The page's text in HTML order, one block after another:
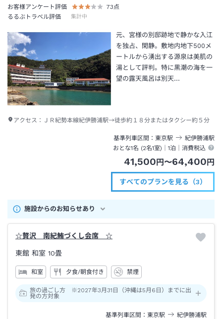
お客様アンケート評価 73点
るるぶトラベル評価
集計中
元、宮様の別邸跡地で静かな入江
を独占、閑静。敷地内地下500メ
ートルから湧出する源泉は美肌の
湯として評判。特に黒潮の海を一
望の露天風呂は別天…
アクセス： ＪＲ紀勢本線紀伊勝浦駅→徒歩約１８分またはタクシー約５分
基準列車区間 東京駅 紀伊勝浦駅
おとな1名 (2名1室)｜1泊 ｜消費税込
41,500円〜64,400円
すべてのプランを見る（3）
施設からのお知らせあり
☆贅沢 南紀鮪づくし会席 ☆
東館 和室 10畳
和室 夕食/朝食付き 禁煙
旅の過ごし方 ※2027年3月31日（沖縄は5月6日）までに出
発の方対象
基準列車区間 東京駅 紀伊勝浦駅